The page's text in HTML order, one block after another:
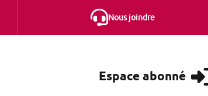
Nous joindre
Espace abonné